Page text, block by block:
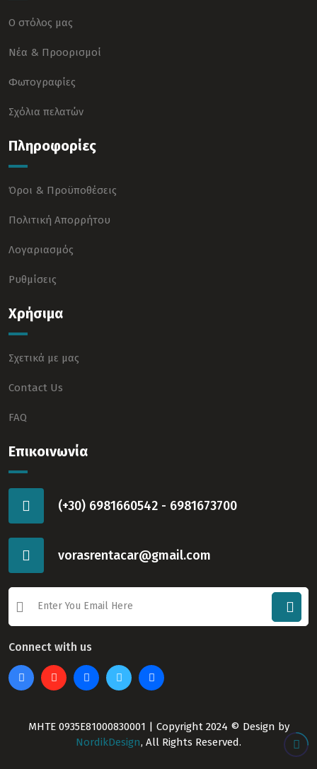
Ο στόλος μας
Νέα & Προορισμοί
Φωτογραφίες
Σχόλια πελατών
Πληροφορίες
Όροι & Προϋποθέσεις
Πολιτική Απορρήτου
Λογαριασμός
Ρυθμίσεις
Χρήσιμα
Σχετικά με μας
Contact Us
FAQ
Επικοινωνία
(+30) 6981660542 - 6981673700
vorasrentacar@gmail.com
Connect with us
ΜΗΤΕ 0935E81000830001 | Copyright 2024 © Design by
NordikDesign, All Rights Reserved.